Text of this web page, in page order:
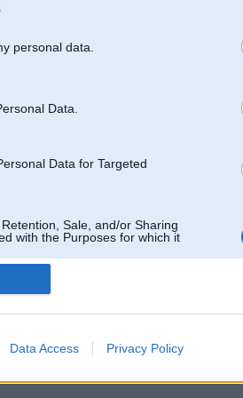
personal data.
Data.
Data for Targeted
Sale, and/or Sharing
with the Purposes for which it
Data Access Privacy Policy